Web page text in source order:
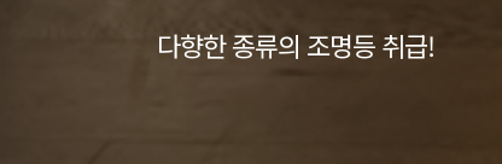
다향한 종류의 조명등 취급!